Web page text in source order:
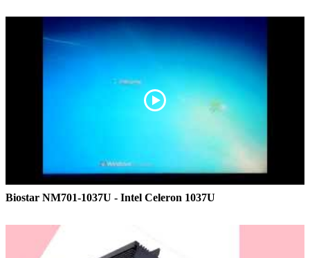
Biostar NM701-1037U - Intel Celeron 1037U